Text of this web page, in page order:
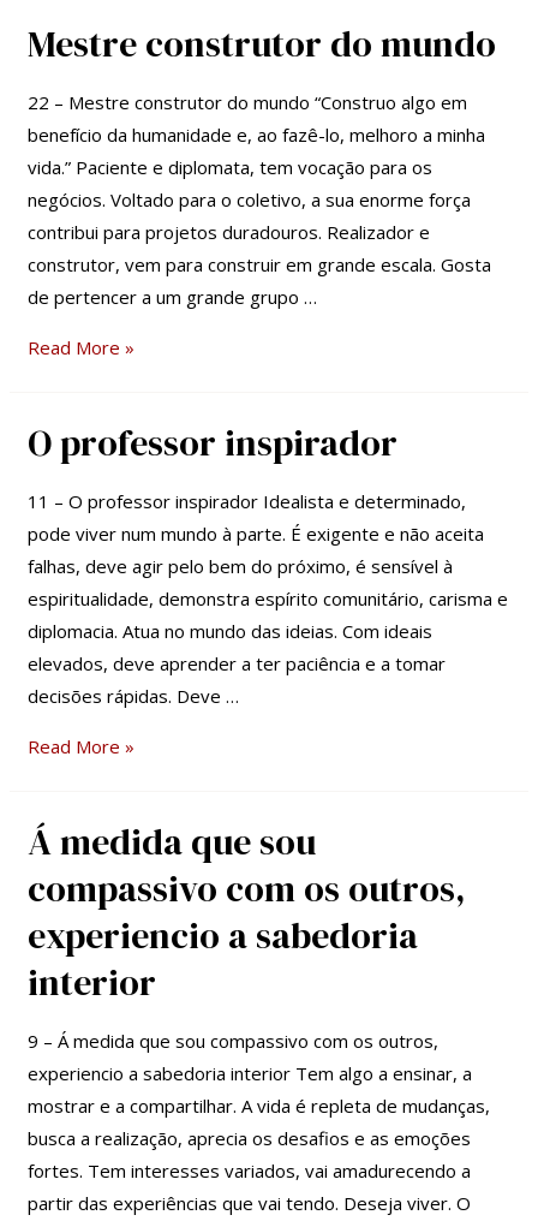
Mestre construtor do mundo
22 – Mestre construtor do mundo “Construo algo em
benefício da humanidade e, ao fazê-lo, melhoro a minha
vida.” Paciente e diplomata, tem vocação para os
negócios. Voltado para o coletivo, a sua enorme força
contribui para projetos duradouros. Realizador e
construtor, vem para construir em grande escala. Gosta
de pertencer a um grande grupo …
Mestre
do
mundo
Read More »
O professor inspirador
11 – O professor inspirador Idealista e determinado,
pode viver num mundo à parte. É exigente e não aceita
falhas, deve agir pelo bem do próximo, é sensível à
espiritualidade, demonstra espírito comunitário, carisma e
diplomacia. Atua no mundo das ideias. Com ideais
elevados, deve aprender a ter paciência e a tomar
decisões rápidas. Deve …
O
professor
inspirador
Read More »
Á medida que sou
compassivo com os outros,
experiencio a sabedoria
interior
9 – Á medida que sou compassivo com os outros,
experiencio a sabedoria interior Tem algo a ensinar, a
mostrar e a compartilhar. A vida é repleta de mudanças,
busca a realização, aprecia os desafios e as emoções
fortes. Tem interesses variados, vai amadurecendo a
partir das experiências que vai tendo. Deseja viver. O
Á
que
sou
compassivo
com
experiencio